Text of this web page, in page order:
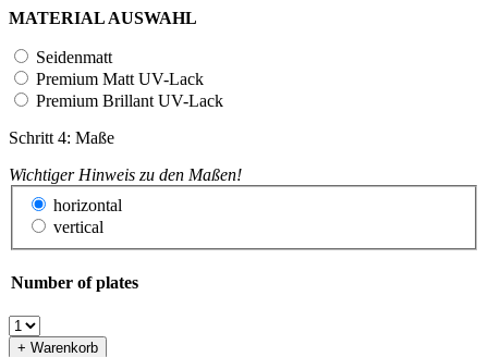
MATERIAL AUSWAHL
Seidenmatt
Premium Matt UV-Lack
Premium Brillant UV-Lack
Schritt 4: Maße
Wichtiger Hinweis zu den Maßen!
horizontal
vertical
Number of plates
+ Warenkorb